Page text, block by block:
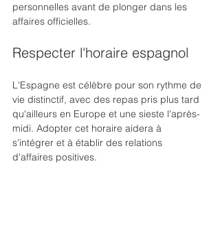
personnelles avant de plonger dans les
affaires officielles.
Respecter l'horaire espagnol
L'Espagne est célèbre pour son rythme de
vie distinctif, avec des repas pris plus tard
qu'ailleurs en Europe et une sieste l'après-
midi. Adopter cet horaire aidera à
s'intégrer et à établir des relations
d'affaires positives.